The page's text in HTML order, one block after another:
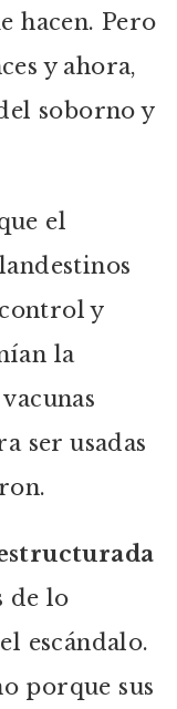
hacen. Pero
y ahora,
soborno y
el
y
la
ser usadas
de lo
escándalo.
porque sus